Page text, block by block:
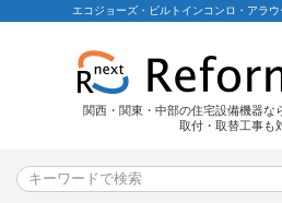
エコジョーズ・ビルトインコンロ・アラ
関西・関東・中部の住宅設備機器な
取付・取替工事も